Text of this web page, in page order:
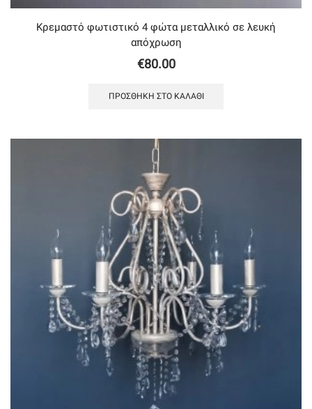
Κρεμαστό φωτιστικό 4 φώτα μεταλλικό σε λευκή
απόχρωση
€80.00
ΠΡΟΣΘΉΚΗ ΣΤΟ ΚΑΛΆΘΙ